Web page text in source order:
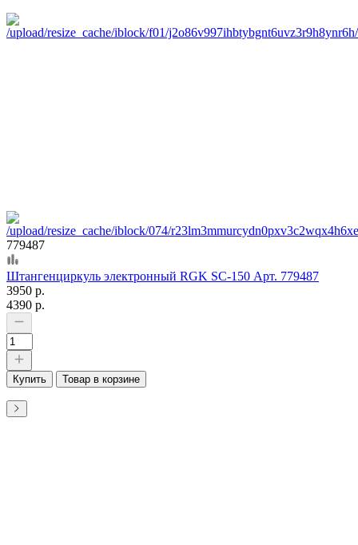
779487
Штангенциркуль электронный RGK SC-150 Арт. 779487
3950 р.
4390 р.
Купить Товар в корзине